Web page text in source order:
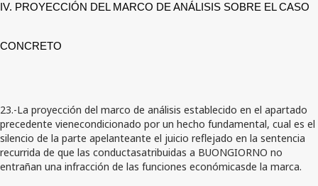
IV. PROYECCIÓN DEL MARCO DE ANÁLISIS SOBRE EL CASO
CONCRETO
23.-La proyección del marco de análisis establecido en el apartado
precedente vienecondicionado por un hecho fundamental, cual es el
silencio de la parte apelanteante el juicio reflejado en la sentencia
recurrida de que las conductasatribuidas a BUONGIORNO no
entrañan una infracción de las funciones económicasde la marca.